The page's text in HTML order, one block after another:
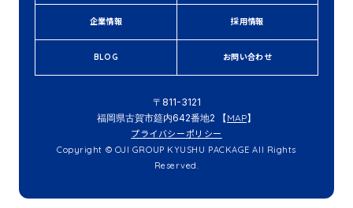
企業情報 採用情報
BLOG お問い合わせ
〒811-3121
福岡県古賀市筵内642番地2 【MAP】
プライバシーポリシー
Copyright © OJI GROUP KYUSHU PACKAGE All Rights
Reserved.